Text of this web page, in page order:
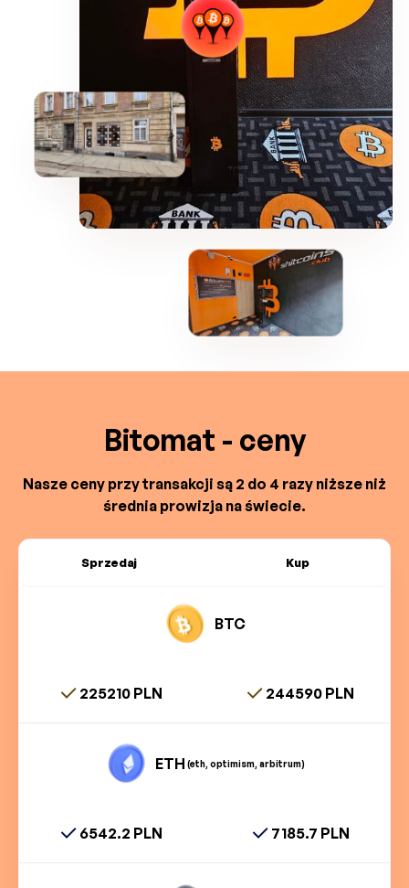
Bitomat - ceny
Nasze ceny przy transakcji są 2 do 4 razy niższe niż
średnia prowizja na świecie.
Sprzedaj Kup
BTC
225210 PLN 244590 PLN
ETH (eth, optimism, arbitrum)
6542.2 PLN 7185.7 PLN